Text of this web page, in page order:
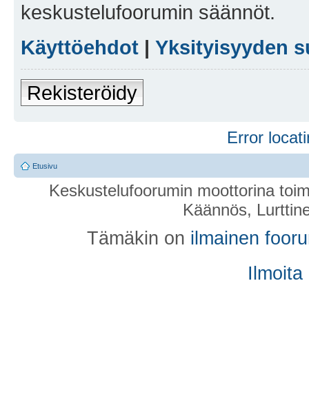
keskustelufoorumin säännöt.
Käyttöehdot | Yksityisyyden
Rekisteröidy
Error
Etusivu
Keskustelufoorumin moottorina
Käännös,
Tämäkin on ilmainen